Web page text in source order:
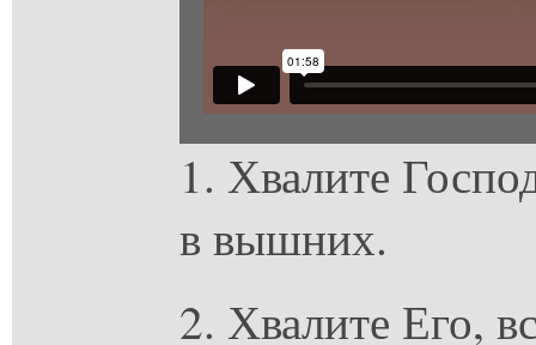
1. Хвалите
в вышних.
2. Хвалите Его,